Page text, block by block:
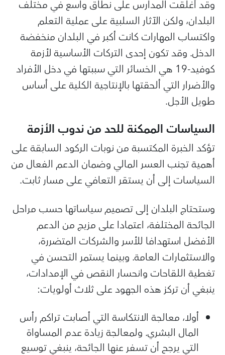
وقد أُغلقت المدارس على نطاق واسع في مختلف
البلدان، ولكن الآثار السلبية على عملية التعلم
واكتساب المهارات كانت أكبر في البلدان منخفضة
الدخل. وقد تكون إحدى التركات الأساسية لأزمة
كوفيد-19 هي الخسائر التي سببتها في دخل الأفراد
والأضرار التي ألحقتها بالإنتاجية الكلية على أساس
طويل الأجل.
السياسات الممكنة للحد من ندوب الأزمة
تؤكد الخبرة المكتسبة من نوبات الركود السابقة على
أهمية تجنب العسر المالي وضمان الدعم الفعال من
السياسات إلى أن يستقر التعافي على مسار ثابت.
وستحتاج البلدان إلى تصميم سياساتها حسب مراحل
الجائحة المختلفة، اعتمادا على مزيج من الدعم
الأفضل استهدافا للأسر والشركات المتضررة،
والاستثمارات العامة. وبينما يستمر التحسن في
تغطية اللقاحات وانحسار النقص في الإمدادات،
ينبغي أن تركز هذه الجهود على ثلاث أولويات:
أولا، معالجة الانتكاسة التي أصابت تراكم رأس
المال البشري. ولمعالجة زيادة عدم المساواة
التي يرجح أن تسفر عنها الجائحة، ينبغي توسيع